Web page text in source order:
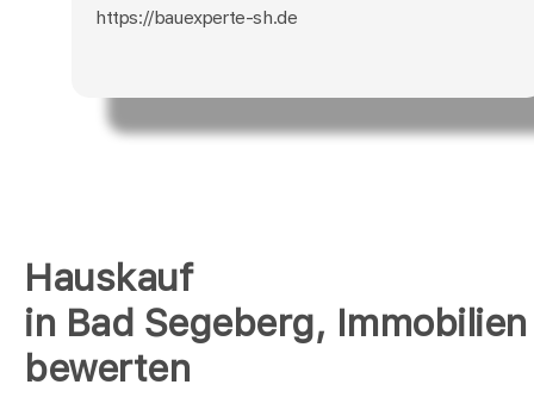
Hauskauf
in Bad Segeberg, Immobilien
bewerten
https://bauexperte-sh.de